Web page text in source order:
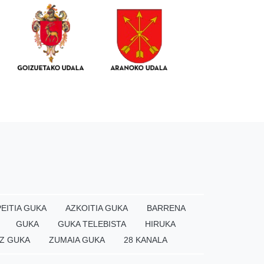
GUKA AZKOITIA GUKA
BARRENA
GUKA
GUKA TELEBISTA
HIRUKA
GUKA
ZUMAIA GUKA 28 KANALA